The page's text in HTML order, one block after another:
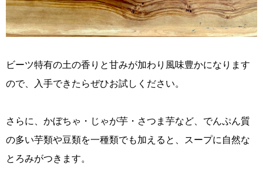
ビーツ特有の土の香りと甘みが加わり風味豊かになります
ので、入手できたらぜひお試しください。
さらに、かぼちゃ・じゃが芋・さつま芋など、でんぷん質
の多い芋類や豆類を一種類でも加えると、スープに自然な
とろみがつきます。